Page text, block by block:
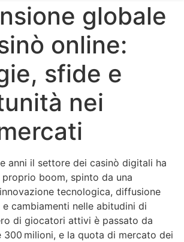
globale
online:
sfide e
nei
anni il settore dei casinò digitali ha
boom, spinto da una
tecnologica, diffusione
cambiamenti nelle abitudini di
di giocatori attivi è passato da
300 milioni, e la quota di mercato dei